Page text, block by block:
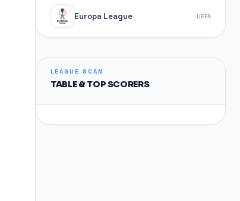
Europa League UEFA
LEAGUE SCAN
TABLE & TOP SCORERS